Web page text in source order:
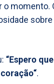
o momento.
“Espero
.